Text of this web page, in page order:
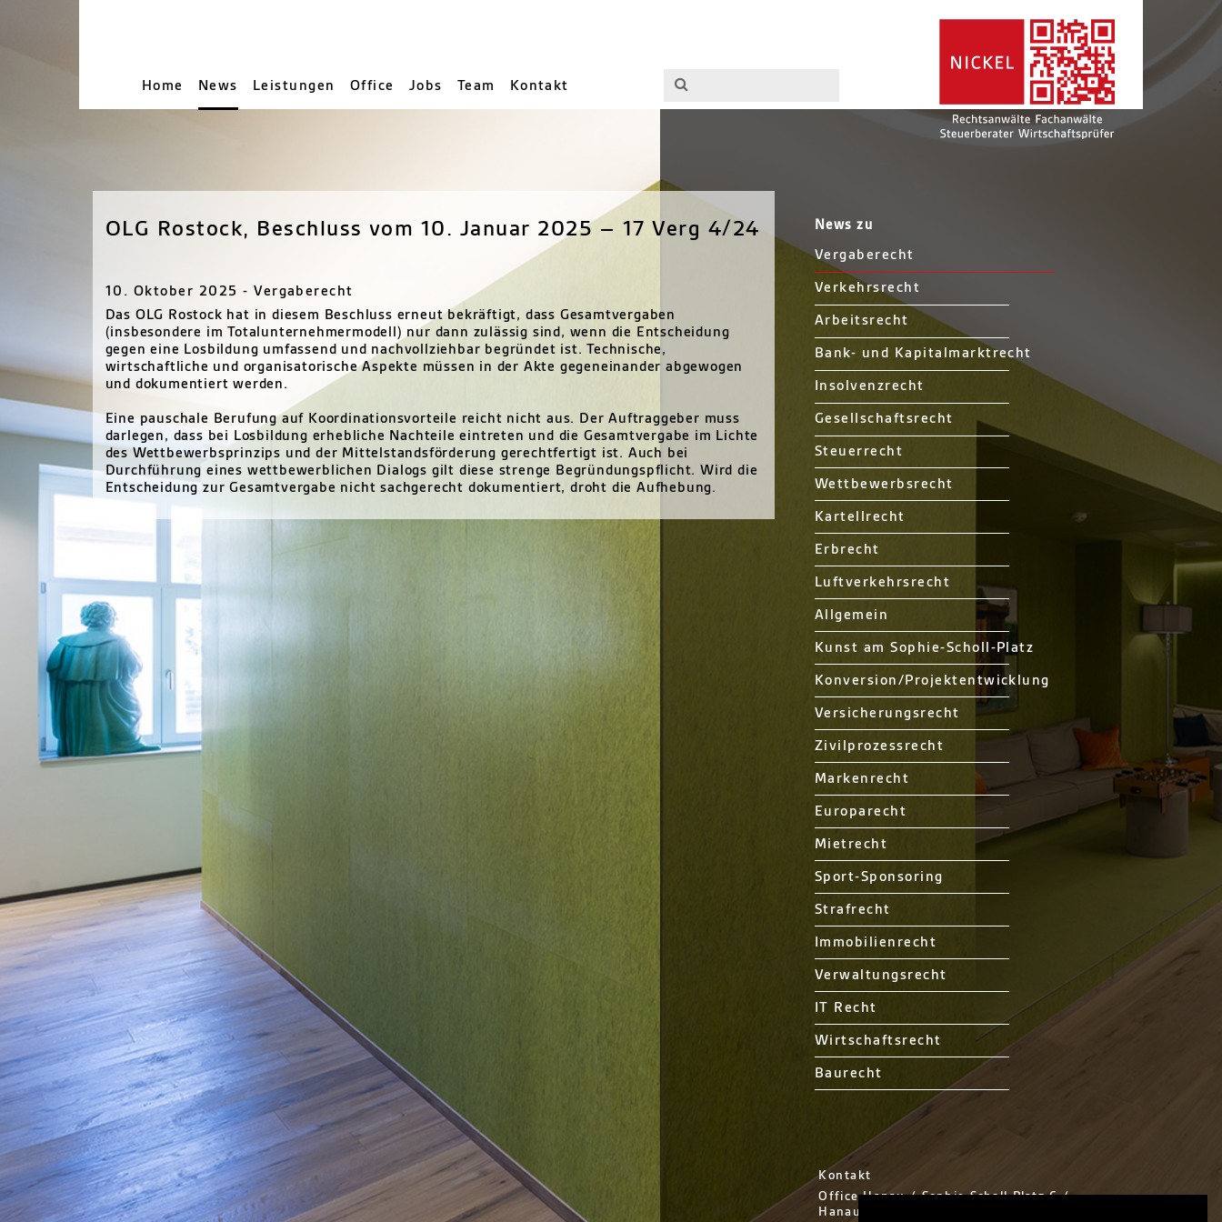
Home News Leistungen Office Jobs Team Kontakt
OLG Rostock, Beschluss vom 10. Januar 2025 – 17 Verg 4/24
10. Oktober 2025 - Vergaberecht
Das OLG Rostock hat in diesem Beschluss erneut bekräftigt, dass Gesamtvergaben
(insbesondere im Totalunternehmermodell) nur dann zulässig sind, wenn die Entscheidung
gegen eine Losbildung umfassend und nachvollziehbar begründet ist. Technische,
wirtschaftliche und organisatorische Aspekte müssen in der Akte gegeneinander abgewogen
und dokumentiert werden.
Eine pauschale Berufung auf Koordinationsvorteile reicht nicht aus. Der Auftraggeber muss
darlegen, dass bei Losbildung erhebliche Nachteile eintreten und die Gesamtvergabe im Lichte
des Wettbewerbsprinzips und der Mittelstandsförderung gerechtfertigt ist. Auch bei
Durchführung eines wettbewerblichen Dialogs gilt diese strenge Begründungspflicht. Wird die
Entscheidung zur Gesamtvergabe nicht sachgerecht dokumentiert, droht die Aufhebung.
News zu
Vergaberecht
Verkehrsrecht
Arbeitsrecht
Bank- und Kapitalmarktrecht
Insolvenzrecht
Gesellschaftsrecht
Steuerrecht
Wettbewerbsrecht
Kartellrecht
Erbrecht
Luftverkehrsrecht
Allgemein
Kunst am Sophie-Scholl-Platz
Konversion/Projektentwicklung
Versicherungsrecht
Zivilprozessrecht
Markenrecht
Europarecht
Mietrecht
Sport-Sponsoring
Strafrecht
Immobilienrecht
Verwaltungsrecht
IT Recht
Wirtschaftsrecht
Baurecht
Kontakt
Office Hanau / Sophie Scholl Platz 6 /
Hanau